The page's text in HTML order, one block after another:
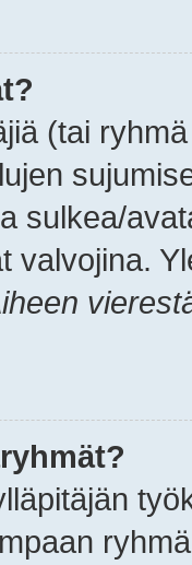
(tai
sulkea/
valvojina.